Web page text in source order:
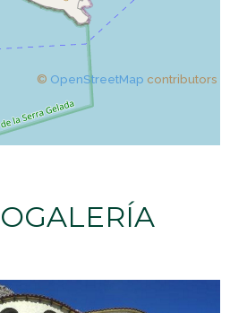
© OpenStreetMap contributors